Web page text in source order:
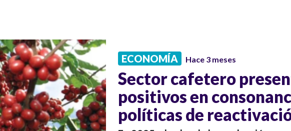
ECONOMÍA Hace 3 meses
Sector cafetero
positivos en
políticas de